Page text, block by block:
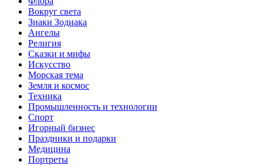
Вокруг света
Знаки Зодиака
Ангелы
Религия
Сказки и мифы
Искусство
Морская тема
Земля и космос
Техника
Промышленность и технологии
Спорт
Игорный бизнес
Праздники и подарки
Медицина
Портреты